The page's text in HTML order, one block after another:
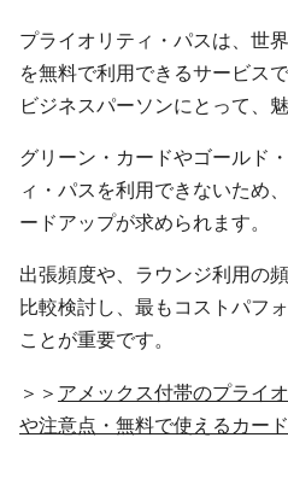
プライオリティ・パスは、世
を無料で利用できるサービス
ビジネスパーソンにとって、
グリーン・カードやゴールド
ィ・パスを利用できないため
ードアップが求められます。
出張頻度や、ラウンジ利用の
比較検討し、最もコストパフ
ことが重要です。
＞＞ アメックス付帯のプライ
や注意点・無料で使えるカー